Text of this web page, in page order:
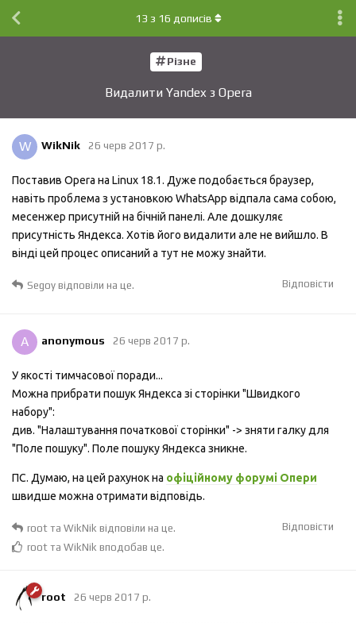
Різне
Видалити Yandex з Opera
13 з 16 дописів
W WikNik 26 черв 2017 р.
Поставив Opera на Linux 18.1. Дуже подобається браузер,
навіть проблема з установкою WhatsApp відпала сама собою,
месенжер присутній на бічній панелі. Але дошкуляє
присутність Яндекса. Хотів його видалити але не вийшло. В
вінді цей процес описаний а тут не можу знайти.
Відповісти
Segoy відповіли на це.
A anonymous 26 черв 2017 р.
У якості тимчасової поради...
Можна прибрати пошук Яндекса зі сторінки "Швидкого
набору":
див. "Налаштування початкової сторінки" -> зняти галку для
"Поле пошуку". Поле пошуку Яндекса зникне.
ПС. Думаю, на цей рахунок на офіційному форумі Опери
швидше можна отримати відповідь.
Відповісти
root та WikNik відповіли на це.
root та WikNik вподобав це.
root 26 черв 2017 р.